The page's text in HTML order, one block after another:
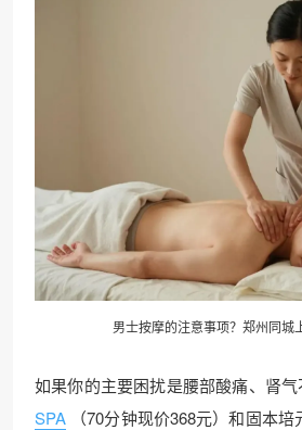
男士按摩的注意事项？ 郑州同城
如果你的主要困扰是腰部酸痛、肾
SPA
（70分钟现价368元）和固本